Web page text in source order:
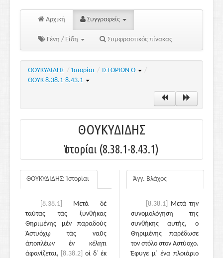
Αρχική Συγγραφείς
Γένη / Είδη Συμφραστικός πίνακας
ΘΟΥΚΥΔΙΔΗΣ / Ἱστορίαι / ΙΣΤΟΡΙΩΝ Θ
/
ΘΟΥΚ 8.38.1-8.43.1
ΘΟΥΚΥΔΙΔΗΣ
Ἱστορίαι (8.38.1-8.43.1)
ΘΟΥΚΥΔΙΔΗΣ: Ἱστορίαι
[8.38.1]
Μετὰ δὲ
ταύτας τὰς ξυνθήκας
Θηριμένης μὲν παραδοὺς
Ἀστυόχῳ τὰς ναῦς
ἀποπλέων ἐν κέλητι
ἀφανίζεται, [8.38.2] οἱ δ᾽ ἐκ
Άγγ. Βλάχος
[8.38.1]
Μετά την
συνομολόγηση της
συνθήκης αυτής, ο
Θηριμένης παρέδωσε
τον στόλο στον Αστύοχο.
Έφυγε μ᾽ ένα πλοιάριο